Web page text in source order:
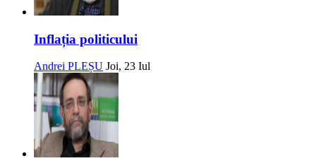
Inflația politicului
Andrei PLEȘU Joi, 23 Iul